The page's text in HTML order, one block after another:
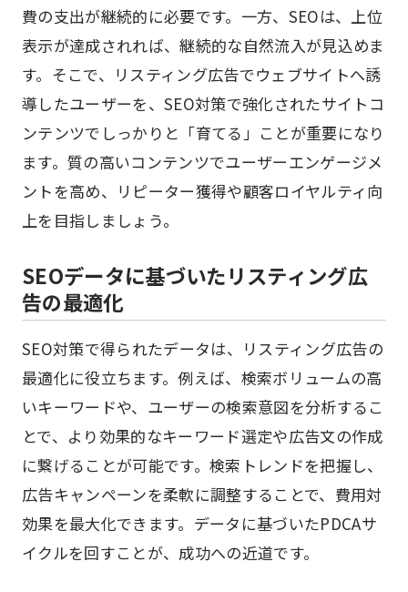
費の支出が継続的に必要です。一方、SEOは、上位
表示が達成されれば、継続的な自然流入が見込めま
す。そこで、リスティング広告でウェブサイトへ誘
導したユーザーを、SEO対策で強化されたサイトコ
ンテンツでしっかりと「育てる」ことが重要になり
ます。質の高いコンテンツでユーザーエンゲージメ
ントを高め、リピーター獲得や顧客ロイヤルティ向
上を目指しましょう。
SEOデータに基づいたリスティング広
告の最適化
SEO対策で得られたデータは、リスティング広告の
最適化に役立ちます。例えば、検索ボリュームの高
いキーワードや、ユーザーの検索意図を分析するこ
とで、より効果的なキーワード選定や広告文の作成
に繋げることが可能です。検索トレンドを把握し、
広告キャンペーンを柔軟に調整することで、費用対
効果を最大化できます。データに基づいたPDCAサ
イクルを回すことが、成功への近道です。